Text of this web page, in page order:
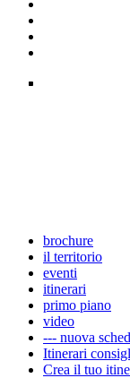
brochure
il territorio
eventi
itinerari
primo piano
video
--- nuova
Itinerari
Crea il tuo